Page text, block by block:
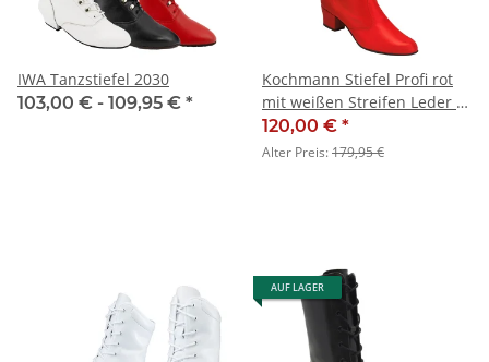
IWA Tanzstiefel 2030
103,00 € - 109,95 € *
Kochmann Stiefel Profi rot
mit weißen Streifen Leder -
SALE
120,00 € *
Alter Preis:179,95 €
AUF LAGER